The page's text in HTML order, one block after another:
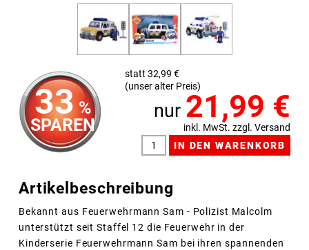
33 %
SPAREN
statt 32,99 €
(unser alter Preis)
nur 21,99 €
inkl. MwSt. zzgl. Versand
Artikelbeschreibung
Bekannt aus Feuerwehrmann Sam - Polizist Malcolm
unterstützt seit Staffel 12 die Feuerwehr in der
Kinderserie Feuerwehrmann Sam bei ihren spannenden